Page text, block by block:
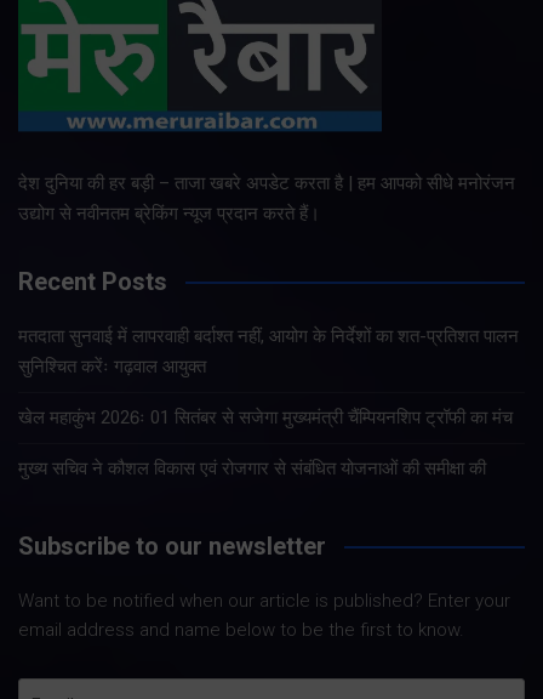
देश दुनिया की हर बड़ी – ताजा खबरे अपडेट करता है | हम आपको सीधे मनोरंजन
उद्योग से नवीनतम ब्रेकिंग न्यूज प्रदान करते हैं।
Recent Posts
मतदाता सुनवाई में लापरवाही बर्दाश्त नहीं, आयोग के निर्देशों का शत-प्रतिशत पालन
सुनिश्चित करेंः गढ़वाल आयुक्त
खेल महाकुंभ 2026ः 01 सितंबर से सजेगा मुख्यमंत्री चैंम्पियनशिप ट्रॉफी का मंच
मुख्य सचिव ने कौशल विकास एवं रोजगार से संबंधित योजनाओं की समीक्षा की
Subscribe to our newsletter
Want to be notified when our article is published? Enter your
email address and name below to be the first to know.